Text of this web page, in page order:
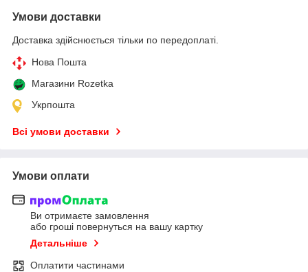
Умови доставки
Доставка здійснюється тільки по передоплаті.
Нова Пошта
Магазини Rozetka
Укрпошта
Всі умови доставки
Умови оплати
Ви отримаєте замовлення
або гроші повернуться на вашу картку
Детальніше
Оплатити частинами